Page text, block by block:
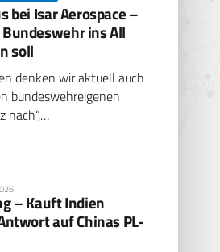
bei Isar Aerospace –
ins All
soll
denken wir aktuell auch
bundeswehreigenen
nach“,…
– Kauft Indien
auf Chinas PL-